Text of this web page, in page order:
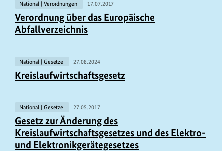
National | Verordnungen 17.07.2017
Verordnung über das Europäische
Abfallverzeichnis
National | Gesetze 27.08.2024
Kreislaufwirtschaftsgesetz
National | Gesetze 27.05.2017
Gesetz zur Änderung des
Kreislaufwirtschaftsgesetzes und des Elektro-
und Elektronikgerätegesetzes